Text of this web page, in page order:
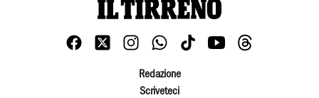
Redazione
Scriveteci